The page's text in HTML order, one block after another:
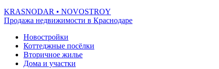
KRASNODAR • NOVOSTROY
Продажа недвижимости в Краснодаре
Новостройки
Коттеджные посёлки
Вторичное жилье
Дома и участки